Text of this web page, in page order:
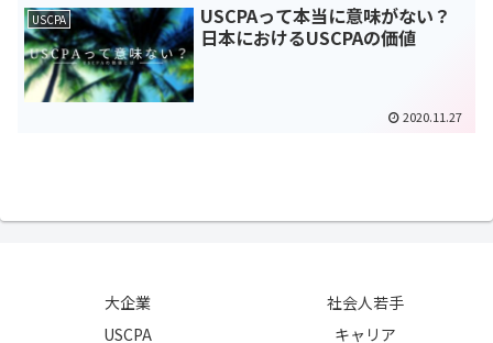
USCPA
USCPAって本当に意味がない？
日本におけるUSCPAの価値
2020.11.27
大企業
社会人若手
USCPA
キャリア